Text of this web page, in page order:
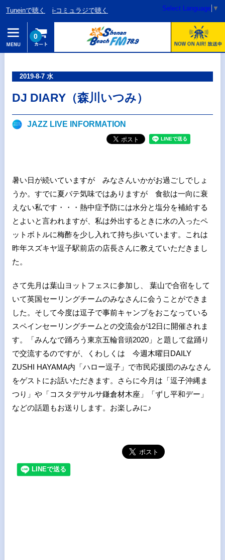
Tuneinで聴く i-コミュラジで聴く Select Language ▼
0
2019-8-7 水
DJ DIARY（森川いつみ）
JAZZ LIVE INFORMATION
暑い日が続いていますが みなさんいかがお過ごしでしょ
うか。すでに夏バテ気味ではありますが 食欲は一向に衰
えない私です・・・熱中症予防には水分と塩分を補給する
とよいと言われますが、私は外出するときに水の入ったペ
ットボトルに梅酢を少し入れて持ち歩いています。これは
昨年スズキヤ逗子駅前店の店長さんに教えていただきまし
た。
さて先月は葉山ヨットフェスに参加し、 葉山で合宿をして
いて英国セーリングチームのみなさんに会うことができま
した。そして今度は逗子で事前キャンプをおこなっている
スペインセーリングチームとの交流会が12日に開催されま
す。「みんなで踊ろう東京五輪音頭2020」と題して盆踊り
で交流するのですが、くわしくは 今週木曜日DAILY
ZUSHI HAYAMA内「ハロー逗子」で市民応援団のみなさん
をゲストにお話いただきます。さらに今月は「逗子沖縄ま
つり」や「コスタデサルサ鎌倉材木座」「ずし平和デー」
などの話題もお送りします。お楽しみに♪